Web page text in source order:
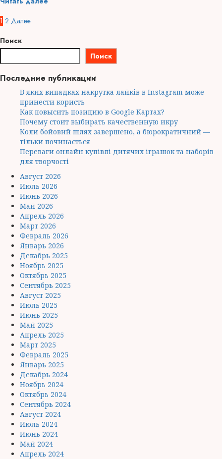
Пагинация
записей
1 2 Далее
Поиск
Поиск
Последние публикации
В яких випадках накрутка лайків в Instagram може
принести користь
Как повысить позицию в Google Картах?
Почему стоит выбирать качественную икру
Коли бойовий шлях завершено, а бюрократичний —
тільки починається
Переваги онлайн купівлі дитячих іграшок та наборів
для творчості
Август 2026
Июль 2026
Июнь 2026
Май 2026
Апрель 2026
Март 2026
Февраль 2026
Январь 2026
Декабрь 2025
Ноябрь 2025
Октябрь 2025
Сентябрь 2025
Август 2025
Июль 2025
Июнь 2025
Май 2025
Апрель 2025
Март 2025
Февраль 2025
Январь 2025
Декабрь 2024
Ноябрь 2024
Октябрь 2024
Сентябрь 2024
Август 2024
Июль 2024
Июнь 2024
Май 2024
Апрель 2024